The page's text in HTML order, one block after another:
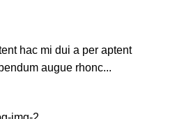
hac mi dui a per aptent
augue rhonc...